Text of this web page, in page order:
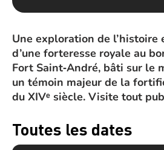
Une exploration de l’histoire
d’une forteresse royale au
Fort Saint‑André, bâti sur le
un témoin majeur de la
du XIVᵉ siècle. Visite tout
Toutes les dates